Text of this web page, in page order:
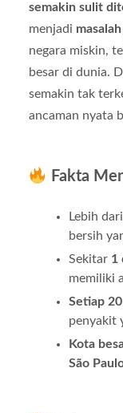
semakin sulit
menjadi
negara miskin,
besar di dunia.
semakin tak
ancaman nyata
Fakta
Lebih dari
bersih
Sekitar 1
memiliki
Setiap
penyakit
Kota
São